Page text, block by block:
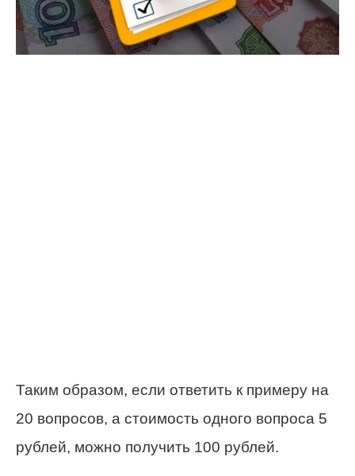
Таким образом, если ответить к примеру на
20 вопросов, а стоимость одного вопроса 5
рублей, можно получить 100 рублей.